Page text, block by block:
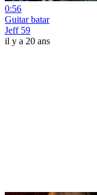
0:56
Guitar batar
Jeff 59
il y a 20 ans